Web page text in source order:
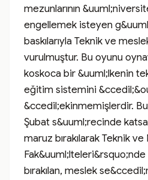
mezunlarının
engellemek isteyen
baskılarıyla Teknik ve
vurulmuştur. Bu oyunu
koskoca bir &uuml;lkenin
eğitim sistemini
&ccedil;ekinmemişlerdir.
Şubat s&uuml;recinde
maruz bırakılarak Teknik
bırakılan, meslek